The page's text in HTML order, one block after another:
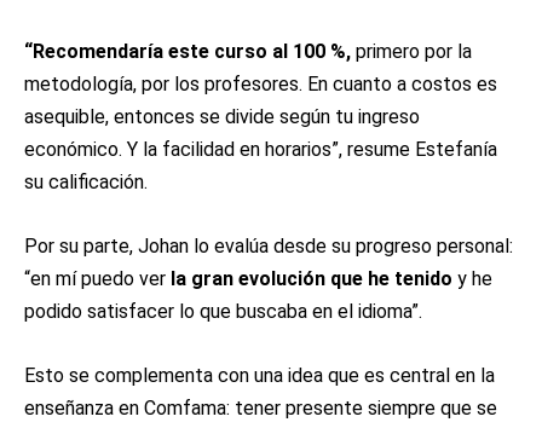
“Recomendaría este curso al 100 %, primero por la
metodología, por los profesores. En cuanto a costos es
asequible, entonces se divide según tu ingreso
económico. Y la facilidad en horarios”, resume Estefanía
su calificación.
Por su parte, Johan lo evalúa desde su progreso personal:
“en mí puedo ver la gran evolución que he tenido y he
podido satisfacer lo que buscaba en el idioma”.
Esto se complementa con una idea que es central en la
enseñanza en Comfama: tener presente siempre que se